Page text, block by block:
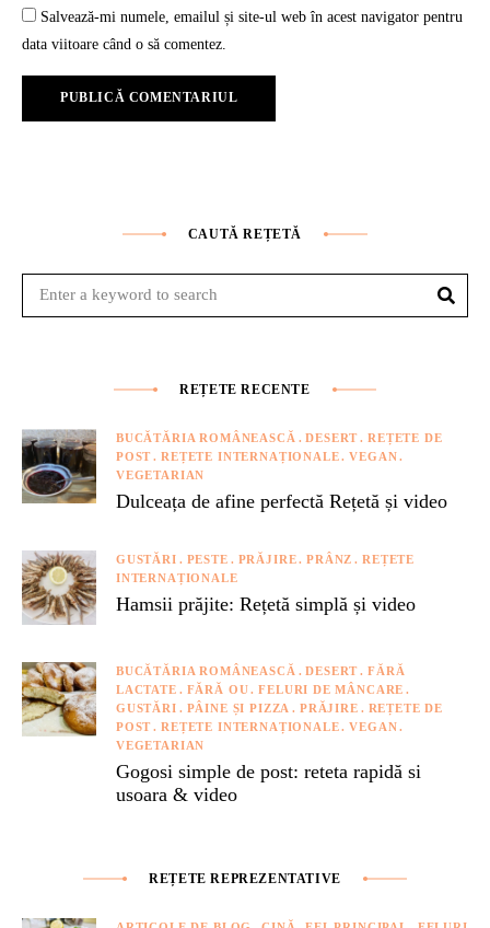
Salvează-mi numele, emailul și site-ul web în acest navigator pentru
data viitoare când o să comentez.
CAUTĂ REȚETĂ
REȚETE RECENTE
BUCĂTĂRIA ROMÂNEASCĂ DESERT
REȚETE DE
POST
REȚETE INTERNAȚIONALE
VEGAN
VEGETARIAN
Dulceața de afine perfectă Rețetă și video
GUSTĂRI PESTE PRĂJIRE PRÂNZ
REȚETE
INTERNAȚIONALE
Hamsii prăjite: Rețetă simplă și video
BUCĂTĂRIA ROMÂNEASCĂ DESERT
FĂRĂ
LACTATE
FĂRĂ OU
FELURI DE MÂNCARE
GUSTĂRI
PÂINE ȘI PIZZA PRĂJIRE
REȚETE DE
POST
REȚETE INTERNAȚIONALE
VEGAN
VEGETARIAN
Gogosi simple de post: reteta rapidă si
usoara & video
REȚETE REPREZENTATIVE